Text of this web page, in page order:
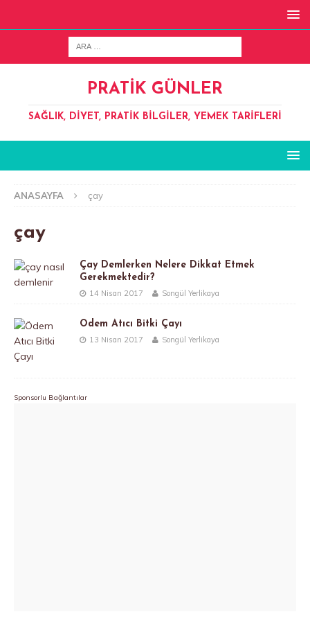
PRATIK GÜNLER
SAĞLIK, DIYET, PRATIK BILGILER, YEMEK TARIFLERI
ANASAYFA çay
çay
Çay Demlerken Nelere Dikkat Etmek
Gerekmektedir?
14 Nisan 2017 Songül Yerlikaya
Ödem Atıcı Bitki Çayı
13 Nisan 2017 Songül Yerlikaya
Sponsorlu Bağlantılar